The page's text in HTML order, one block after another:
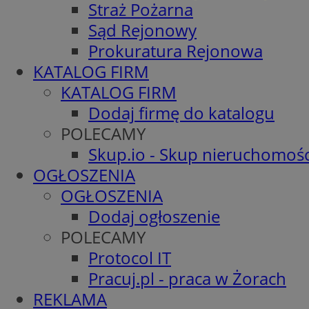
Straż Pożarna
Sąd Rejonowy
Prokuratura Rejonowa
KATALOG FIRM
KATALOG FIRM
Dodaj firmę do katalogu
POLECAMY
Skup.io - Skup
OGŁOSZENIA
OGŁOSZENIA
Dodaj ogłoszenie
POLECAMY
Protocol IT
Pracuj.pl - praca w Żorach
REKLAMA